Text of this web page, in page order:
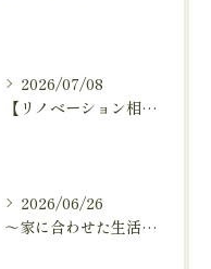
2026/07/08
【リノベーション相談会開催中🚩】
2026/06/26
～家に合わせた生活から、生活に合わせた便利な暮らしへ～